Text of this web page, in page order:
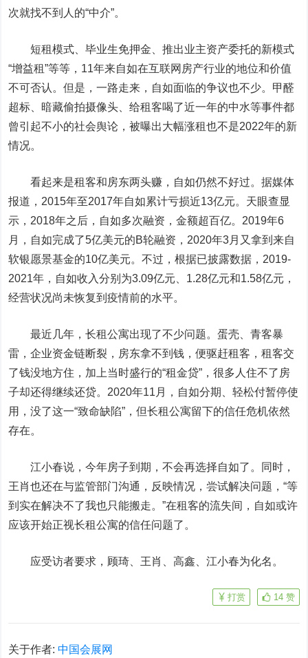
次就找不到人的“中介”。
短租模式、毕业生免押金、推出业主资产委托的新模式
“增益租”等等，11年来自如在互联网房产行业的地位和价值
不可否认。但是，一路走来，自如面临的争议也不少。甲醛
超标、暗藏偷拍摄像头、给租客喝了近一年的中水等事件都
曾引起不小的社会舆论，被曝出大幅涨租也不是2022年的新
情况。
看起来是租客和房东两头赚，自如仍然不好过。据媒体
报道，2015年至2017年自如累计亏损近13亿元。天眼查显
示，2018年之后，自如多次融资，金额超百亿。2019年6
月，自如完成了5亿美元的B轮融资，2020年3月又拿到来自
软银愿景基金的10亿美元。不过，根据已披露数据，2019-
2021年，自如收入分别为3.09亿元、1.28亿元和1.58亿元，
经营状况尚未恢复到疫情前的水平。
最近几年，长租公寓出现了不少问题。蛋壳、青客暴
雷，企业资金链断裂，房东拿不到钱，便驱赶租客，租客交
了钱没地方住，加上当时盛行的“租金贷”，很多人住不了房
子却还得继续还贷。2020年11月，自如分期、轻松付暂停使
用，没了这一“致命缺陷”，但长租公寓留下的信任危机依然
存在。
江小春说，今年房子到期，不会再选择自如了。同时，
王肖也还在与监管部门沟通，反映情况，尝试解决问题，“等
到实在解决不了我也只能搬走。”在租客的流失间，自如或许
应该开始正视长租公寓的信任问题了。
应受访者要求，顾琦、王肖、高鑫、江小春为化名。
14 赞
打赏
关于作者:中国会展网